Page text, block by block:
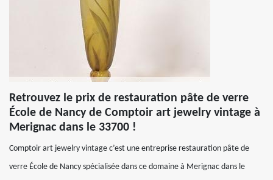
Retrouvez le prix de restauration pâte de verre
École de Nancy de Comptoir art jewelry vintage à
Merignac dans le 33700 !
Comptoir art jewelry vintage c’est une entreprise restauration pâte de
verre École de Nancy spécialisée dans ce domaine à Merignac dans le